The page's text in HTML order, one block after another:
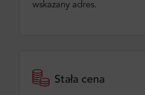
wskazany adres.
Stała cena